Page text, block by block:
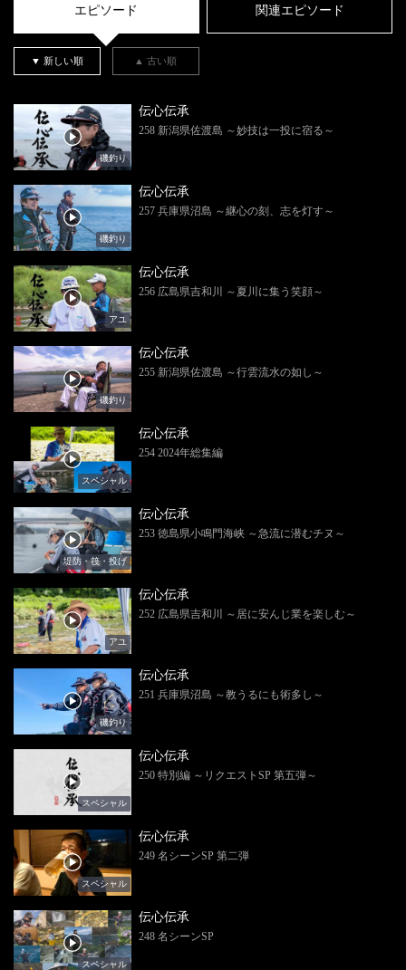
エピソード 関連エピソード
▼ 新しい順 ▲ 古い順
磯釣り
伝心伝承
258 新潟県佐渡島 ～妙技は一投に宿る～
磯釣り
伝心伝承
257 兵庫県沼島 ～継心の刻、志を灯す～
アユ
伝心伝承
256 広島県吉和川 ～夏川に集う笑顔～
磯釣り
伝心伝承
255 新潟県佐渡島 ～行雲流水の如し～
スペシャル
伝心伝承
254 2024年総集編
堤防・筏・投げ
伝心伝承
253 徳島県小鳴門海峡 ～急流に潜むチヌ～
アユ
伝心伝承
252 広島県吉和川 ～居に安んじ業を楽しむ～
磯釣り
伝心伝承
251 兵庫県沼島 ～教うるにも術多し～
スペシャル
伝心伝承
250 特別編 ～リクエストSP 第五弾～
スペシャル
伝心伝承
249 名シーンSP 第二弾
スペシャル
伝心伝承
248 名シーンSP